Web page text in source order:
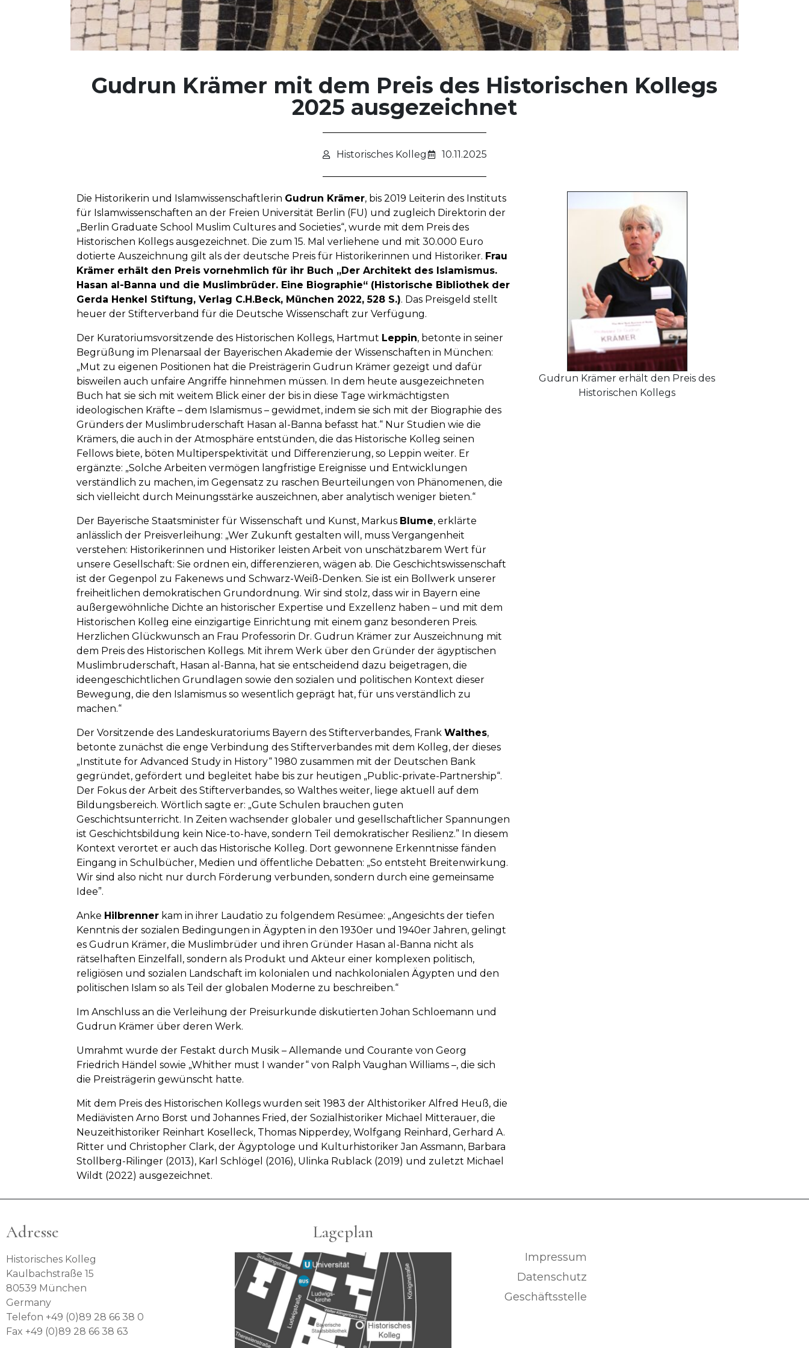
Gudrun Krämer mit dem Preis des Historischen Kollegs
2025 ausgezeichnet
Historisches Kolleg 10.11.2025
Die Historikerin und Islamwissenschaftlerin Gudrun Krämer, bis 2019 Leiterin des Instituts
für Islamwissenschaften an der Freien Universität Berlin (FU) und zugleich Direktorin der
„Berlin Graduate School Muslim Cultures and Societies“, wurde mit dem Preis des
Historischen Kollegs ausgezeichnet. Die zum 15. Mal verliehene und mit 30.000 Euro
dotierte Auszeichnung gilt als der deutsche Preis für Historikerinnen und Historiker. Frau
Krämer erhält den Preis vornehmlich für ihr Buch „Der Architekt des Islamismus.
Hasan al-Banna und die Muslimbrüder. Eine Biographie“ (Historische Bibliothek der
Gerda Henkel Stiftung, Verlag C.H.Beck, München 2022, 528 S.). Das Preisgeld stellt
heuer der Stifterverband für die Deutsche Wissenschaft zur Verfügung.
Der Kuratoriumsvorsitzende des Historischen Kollegs, Hartmut Leppin, betonte in seiner
Begrüßung im Plenarsaal der Bayerischen Akademie der Wissenschaften in München:
„Mut zu eigenen Positionen hat die Preisträgerin Gudrun Krämer gezeigt und dafür
bisweilen auch unfaire Angriffe hinnehmen müssen. In dem heute ausgezeichneten
Buch hat sie sich mit weitem Blick einer der bis in diese Tage wirkmächtigsten
ideologischen Kräfte – dem Islamismus – gewidmet, indem sie sich mit der Biographie des
Gründers der Muslimbruderschaft Hasan al-Banna befasst hat.“ Nur Studien wie die
Krämers, die auch in der Atmosphäre entstünden, die das Historische Kolleg seinen
Fellows biete, böten Multiperspektivität und Differenzierung, so Leppin weiter. Er
ergänzte: „Solche Arbeiten vermögen langfristige Ereignisse und Entwicklungen
verständlich zu machen, im Gegensatz zu raschen Beurteilungen von Phänomenen, die
sich vielleicht durch Meinungsstärke auszeichnen, aber analytisch weniger bieten.“
Der Bayerische Staatsminister für Wissenschaft und Kunst, Markus Blume, erklärte
anlässlich der Preisverleihung: „Wer Zukunft gestalten will, muss Vergangenheit
verstehen: Historikerinnen und Historiker leisten Arbeit von unschätzbarem Wert für
unsere Gesellschaft: Sie ordnen ein, differenzieren, wägen ab. Die Geschichtswissenschaft
ist der Gegenpol zu Fakenews und Schwarz-Weiß-Denken. Sie ist ein Bollwerk unserer
freiheitlichen demokratischen Grundordnung. Wir sind stolz, dass wir in Bayern eine
außergewöhnliche Dichte an historischer Expertise und Exzellenz haben – und mit dem
Historischen Kolleg eine einzigartige Einrichtung mit einem ganz besonderen Preis.
Herzlichen Glückwunsch an Frau Professorin Dr. Gudrun Krämer zur Auszeichnung mit
dem Preis des Historischen Kollegs. Mit ihrem Werk über den Gründer der ägyptischen
Muslimbruderschaft, Hasan al-Banna, hat sie entscheidend dazu beigetragen, die
ideengeschichtlichen Grundlagen sowie den sozialen und politischen Kontext dieser
Bewegung, die den Islamismus so wesentlich geprägt hat, für uns verständlich zu
machen.“
Der Vorsitzende des Landeskuratoriums Bayern des Stifterverbandes, Frank Walthes,
betonte zunächst die enge Verbindung des Stifterverbandes mit dem Kolleg, der dieses
„Institute for Advanced Study in History“ 1980 zusammen mit der Deutschen Bank
gegründet, gefördert und begleitet habe bis zur heutigen „Public-private-Partnership“.
Der Fokus der Arbeit des Stifterverbandes, so Walthes weiter, liege aktuell auf dem
Bildungsbereich. Wörtlich sagte er: „Gute Schulen brauchen guten
Geschichtsunterricht. In Zeiten wachsender globaler und gesellschaftlicher Spannungen
ist Geschichtsbildung kein Nice-to-have, sondern Teil demokratischer Resilienz.” In diesem
Kontext verortet er auch das Historische Kolleg. Dort gewonnene Erkenntnisse fänden
Eingang in Schulbücher, Medien und öffentliche Debatten: „So entsteht Breitenwirkung.
Wir sind also nicht nur durch Förderung verbunden, sondern durch eine gemeinsame
Idee”.
Anke Hilbrenner kam in ihrer Laudatio zu folgendem Resümee: „Angesichts der tiefen
Kenntnis der sozialen Bedingungen in Ägypten in den 1930er und 1940er Jahren, gelingt
es Gudrun Krämer, die Muslimbrüder und ihren Gründer Hasan al-Banna nicht als
rätselhaften Einzelfall, sondern als Produkt und Akteur einer komplexen politisch,
religiösen und sozialen Landschaft im kolonialen und nachkolonialen Ägypten und den
politischen Islam so als Teil der globalen Moderne zu beschreiben.“
Im Anschluss an die Verleihung der Preisurkunde diskutierten Johan Schloemann und
Gudrun Krämer über deren Werk.
Umrahmt wurde der Festakt durch Musik – Allemande und Courante von Georg
Friedrich Händel sowie „Whither must I wander“ von Ralph Vaughan Williams –, die sich
die Preisträgerin gewünscht hatte.
Mit dem Preis des Historischen Kollegs wurden seit 1983 der Althistoriker Alfred Heuß, die
Mediävisten Arno Borst und Johannes Fried, der Sozialhistoriker Michael Mitterauer, die
Neuzeithistoriker Reinhart Koselleck, Thomas Nipperdey, Wolfgang Reinhard, Gerhard A.
Ritter und Christopher Clark, der Ägyptologe und Kulturhistoriker Jan Assmann, Barbara
Stollberg-Rilinger (2013), Karl Schlögel (2016), Ulinka Rublack (2019) und zuletzt Michael
Wildt (2022) ausgezeichnet.
Gudrun Krämer erhält den Preis des
Historischen Kollegs
Adresse
Historisches Kolleg
Kaulbachstraße 15
80539 München
Germany
Telefon +49 (0)89 28 66 38 0
Fax +49 (0)89 28 66 38 63
Lageplan
Impressum
Datenschutz
Geschäftsstelle